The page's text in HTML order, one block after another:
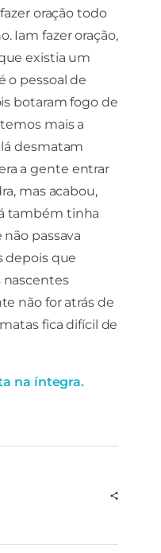
oração todo
Iam fazer oração,
existia um
o pessoal de
botaram fogo de
mais a
desmatam
a gente entrar
mas acabou,
também tinha
não passava
depois que
nascentes
não for atrás de
fica difícil de
na íntegra.